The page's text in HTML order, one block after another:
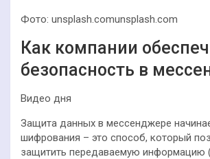
Фото: unsplash.comunsplash.com
Как компании
безопасность в
Видео дня
Защита данных в мессенджере
шифрования – это способ, который
защитить передаваемую информацию